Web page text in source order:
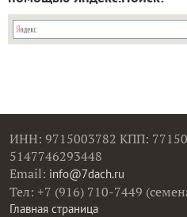
ИНН: 9715003782 КПП:
5147746293448
Email: info@7dach.ru
Тел: +7 (916) 710-7449
Главная страница